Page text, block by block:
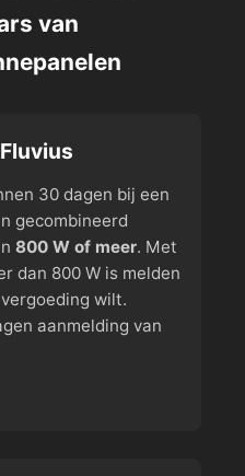
van
30 dagen bij een
gecombineerd
800 W of meer. Met
dan 800 W is melden
wilt.
aanmelding van